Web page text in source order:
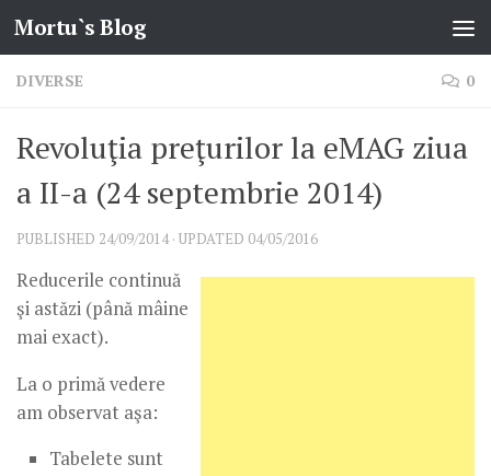
Skip to content
Mortu`s Blog
DIVERSE 0
Revoluţia preţurilor la eMAG ziua
a II-a (24 septembrie 2014)
PUBLISHED 24/09/2014· UPDATED 04/05/2016
Reducerile continuă
şi astăzi (până mâine
mai exact).
La o primă vedere
am observat aşa:
Tabelete sunt